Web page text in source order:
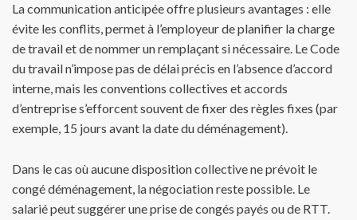
La communication anticipée offre plusieurs avantages : elle
évite les conflits, permet à l’employeur de planifier la charge
de travail et de nommer un remplaçant si nécessaire. Le Code
du travail n’impose pas de délai précis en l’absence d’accord
interne, mais les conventions collectives et accords
d’entreprise s’efforcent souvent de fixer des règles fixes (par
exemple, 15 jours avant la date du déménagement).
Dans le cas où aucune disposition collective ne prévoit le
congé déménagement, la négociation reste possible. Le
salarié peut suggérer une prise de congés payés ou de RTT.